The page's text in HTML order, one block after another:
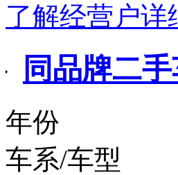
了解经营户详
同品牌二
年份
车系/车型